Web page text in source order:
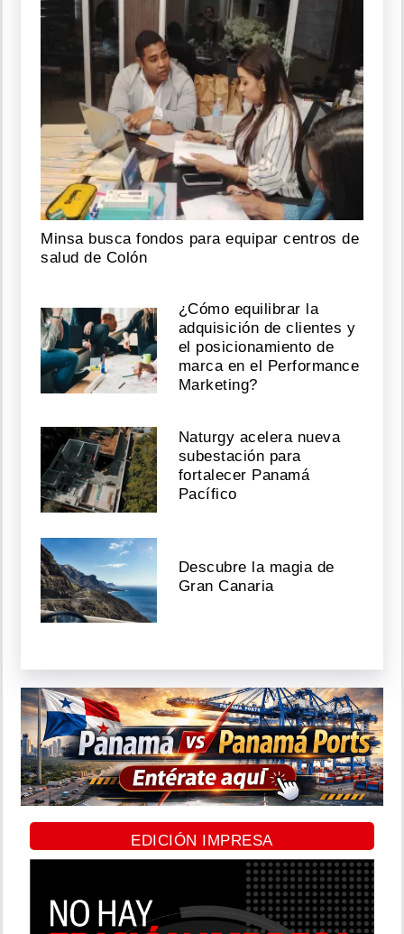
Minsa busca fondos para equipar centros de
salud de Colón
¿Cómo equilibrar la
adquisición de clientes y
el posicionamiento de
marca en el Performance
Marketing?
Naturgy acelera nueva
subestación para
fortalecer Panamá
Pacífico
Descubre la magia de
Gran Canaria
EDICIÓN IMPRESA